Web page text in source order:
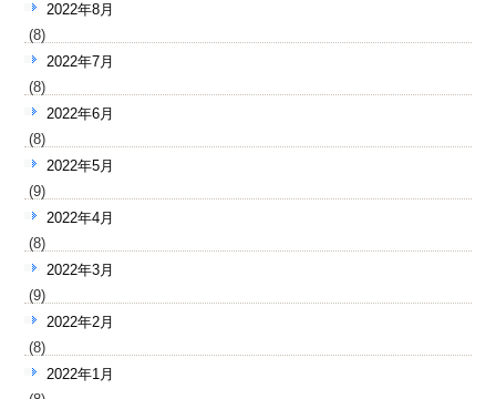
2022年8月
(8)
2022年7月
(8)
2022年6月
(8)
2022年5月
(9)
2022年4月
(8)
2022年3月
(9)
2022年2月
(8)
2022年1月